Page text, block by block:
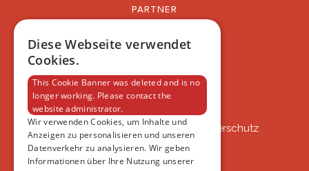
PARTNER
FAQ
VSAT
VSAT - Verein Schweizer Auslandtierschutz
Oberlangnauerstrasse 13b
9562 Märwil
Diese Webseite verwendet
Cookies.
This Cookie Banner was deleted and is no
longer working. Please contact the
website administrator.
Wir verwenden Cookies, um Inhalte und
Anzeigen zu personalisieren und unseren
Datenverkehr zu analysieren. Wir geben
Informationen über Ihre Nutzung unserer